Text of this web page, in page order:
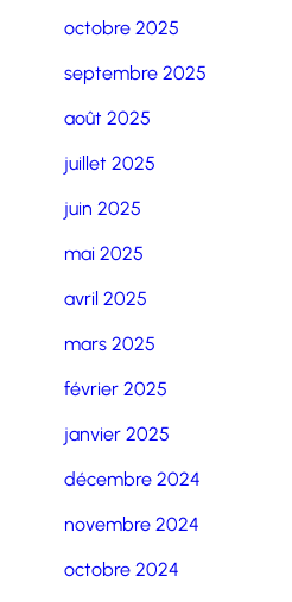
octobre 2025
septembre 2025
août 2025
juillet 2025
juin 2025
mai 2025
avril 2025
mars 2025
février 2025
janvier 2025
décembre 2024
novembre 2024
octobre 2024